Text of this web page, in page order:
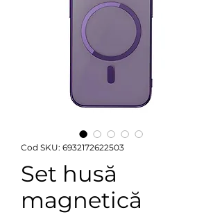
Cod SKU: 6932172622503
Set husă
magnetică